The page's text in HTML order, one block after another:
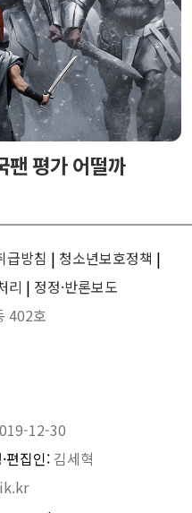
팬 평가 어떨까
급방침 | 청소년보호정책 |
리 | 정정·반론보도
402호
12-30
편집인: 김세혁